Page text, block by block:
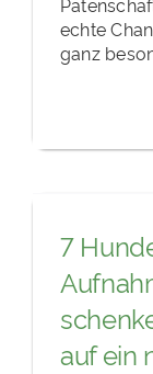
echte
ganz
7
auf ein